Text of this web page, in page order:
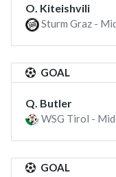
O. Kiteishvili
Sturm Graz -
GOAL
Q. Butler
WSG Tirol -
GOAL